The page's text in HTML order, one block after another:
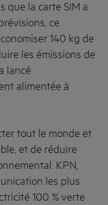
que la carte SIM a
ce
140 kg de
les émissions de
lancé
alimentée à
tout le monde et
et de réduire
KPN,
les plus
100 % verte